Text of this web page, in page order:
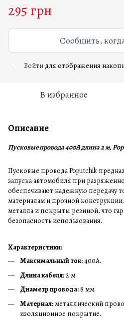
295 грн
Сообщить,
Войти для отображения
В избранное
Описание
Пусковые провода 400A длина 2 м,
Пусковые провода Poputchik
запуска автомобиля при
обеспечивают надежную передачу
материалам и прочной
металла и покрыты резиной, что
безопасность использования.
Характеристики:
Максимальный ток:400A.
Длина кабеля:2 м.
Диаметр провода:8 мм.
Материал: металлический
изоляционное покрытие.